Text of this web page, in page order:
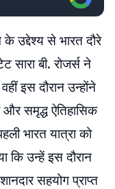
उद्देश्य से भारत दौरे
बी. रोजर्स ने
इस दौरान उन्होंने
समृद्ध ऐतिहासिक
भारत यात्रा को
कि उन्हें इस दौरान
सहयोग प्राप्त